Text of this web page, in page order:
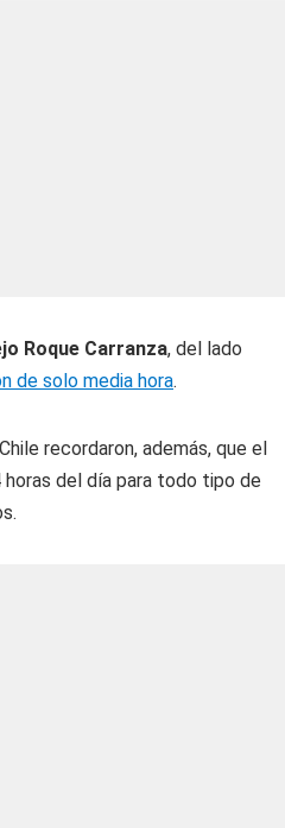
Roque Carranza, del lado
de solo media hora.
recordaron, además, que el
del día para todo tipo de